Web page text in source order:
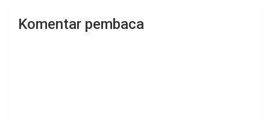
Komentar pembaca